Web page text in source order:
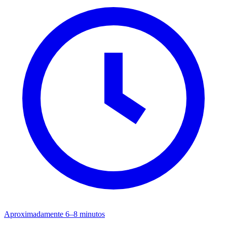
Aproximadamente 6–8 minutos